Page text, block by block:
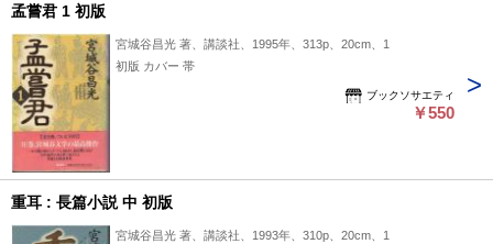
孟嘗君 1 初版
宮城谷昌光 著、講談社、1995年、313p、20cm、1
初版 カバー 帯
ブックソサエティ
￥550
重耳 : 長篇小説 中 初版
宮城谷昌光 著、講談社、1993年、310p、20cm、1